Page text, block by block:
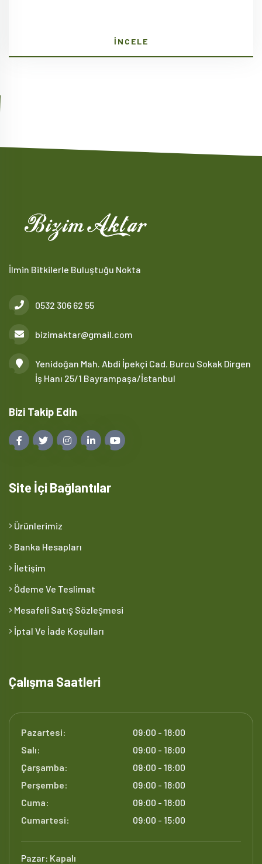
İNCELE
İlmin Bitkilerle Buluştuğu Nokta
0532 306 62 55
bizimaktar@gmail.com
Yenidoğan Mah. Abdi İpekçi Cad. Burcu Sokak Dirgen
İş Hanı 25/1 Bayrampaşa/İstanbul
Bizi Takip Edin
Site İçi Bağlantılar
Ürünlerimiz
Banka Hesapları
İletişim
Ödeme Ve Teslimat
Mesafeli Satış Sözleşmesi
İptal Ve İade Koşulları
Çalışma Saatleri
Pazartesi:
09:00 - 18:00
Salı:
09:00 - 18:00
Çarşamba:
09:00 - 18:00
Perşembe:
09:00 - 18:00
Cuma:
09:00 - 18:00
Cumartesi:
09:00 - 15:00
Pazar: Kapalı